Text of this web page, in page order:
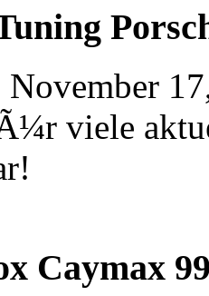
November
viele
Caymax